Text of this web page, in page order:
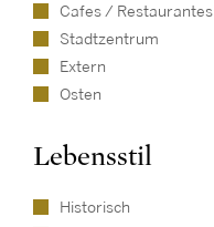
Cafes / Restaurantes
Stadtzentrum
Extern
Osten
Lebensstil
Historisch